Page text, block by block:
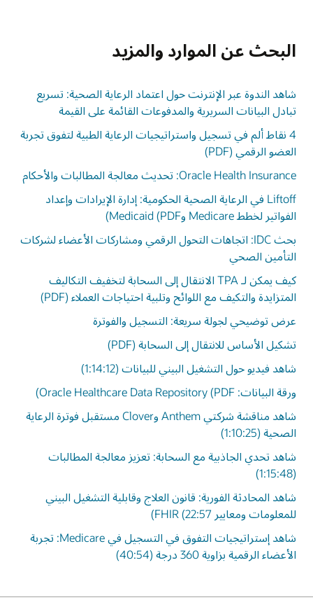
البحث عن الموارد والمزيد
شاهد الندوة عبر الإنترنت حول اعتماد الرعاية الصحية: تسريع
تبادل البيانات السريرية والمدفوعات القائمة على القيمة
4 نقاط ألم في تسجيل واستراتيجيات الرعاية الطبية لتفوق تجربة
العضو الرقمي (PDF)
Oracle Health Insurance: تحديث معالجة المطالبات والأحكام
Liftoff في الرعاية الصحية الحكومية: إدارة الإيرادات وإعداد
الفواتير لخطط Medicare وMedicaid (PDF)
بحث IDC: اتجاهات التحول الرقمي ومشاركات الأعضاء لشركات
التأمين الصحي
كيف يمكن لـ TPA الانتقال إلى السحابة لتخفيف التكاليف
المتزايدة والتكيف مع اللوائح وتلبية احتياجات العملاء (PDF)
عرض توضيحي لجولة سريعة: التسجيل والفوترة
تشكيل الأساس للانتقال إلى السحابة (PDF)
شاهد فيديو حول التشغيل البيني للبيانات (1:14:12)
ورقة البيانات: Oracle Healthcare Data Repository (PDF)
شاهد مناقشة شركتي Anthem وClover مستقبل فوترة الرعاية
الصحية (1:10:25)
شاهد تحدي الجاذبية مع السحابة: تعزيز معالجة المطالبات
(1:15:48)
شاهد المحادثة الفورية: قانون العلاج وقابلية التشغيل البيني
للمعلومات ومعايير FHIR (22:57)
شاهد إستراتيجيات التفوق في التسجيل في Medicare: تجربة
الأعضاء الرقمية بزاوية 360 درجة (40:54)